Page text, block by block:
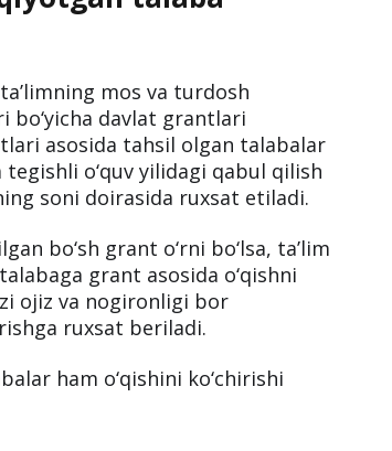
talaba
mos va turdosh
bo‘yicha davlat grantlari
asosida tahsil olgan talabalar
o‘quv yilidagi qabul qilish
bo‘sh grant o‘rni bo‘lsa, ta’lim